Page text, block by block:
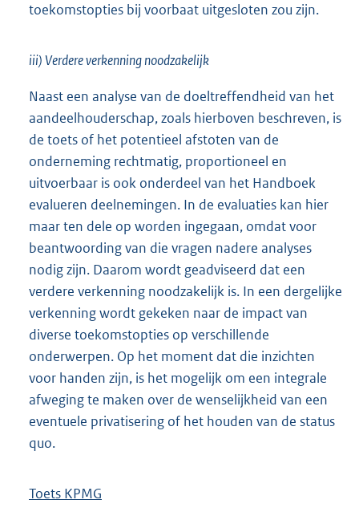
toekomstopties bij voorbaat uitgesloten zou zijn.
iii) Verdere verkenning noodzakelijk
Naast een analyse van de doeltreffendheid van het
aandeelhouderschap, zoals hierboven beschreven, is
de toets of het potentieel afstoten van de
onderneming rechtmatig, proportioneel en
uitvoerbaar is ook onderdeel van het Handboek
evalueren deelnemingen. In de evaluaties kan hier
maar ten dele op worden ingegaan, omdat voor
beantwoording van die vragen nadere analyses
nodig zijn. Daarom wordt geadviseerd dat een
verdere verkenning noodzakelijk is. In een dergelijke
verkenning wordt gekeken naar de impact van
diverse toekomstopties op verschillende
onderwerpen. Op het moment dat die inzichten
voor handen zijn, is het mogelijk om een integrale
afweging te maken over de wenselijkheid van een
eventuele privatisering of het houden van de status
quo.
Toets KPMG